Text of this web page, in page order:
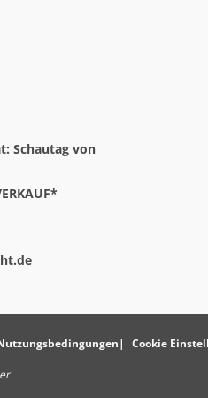
Schautag von
Cookie